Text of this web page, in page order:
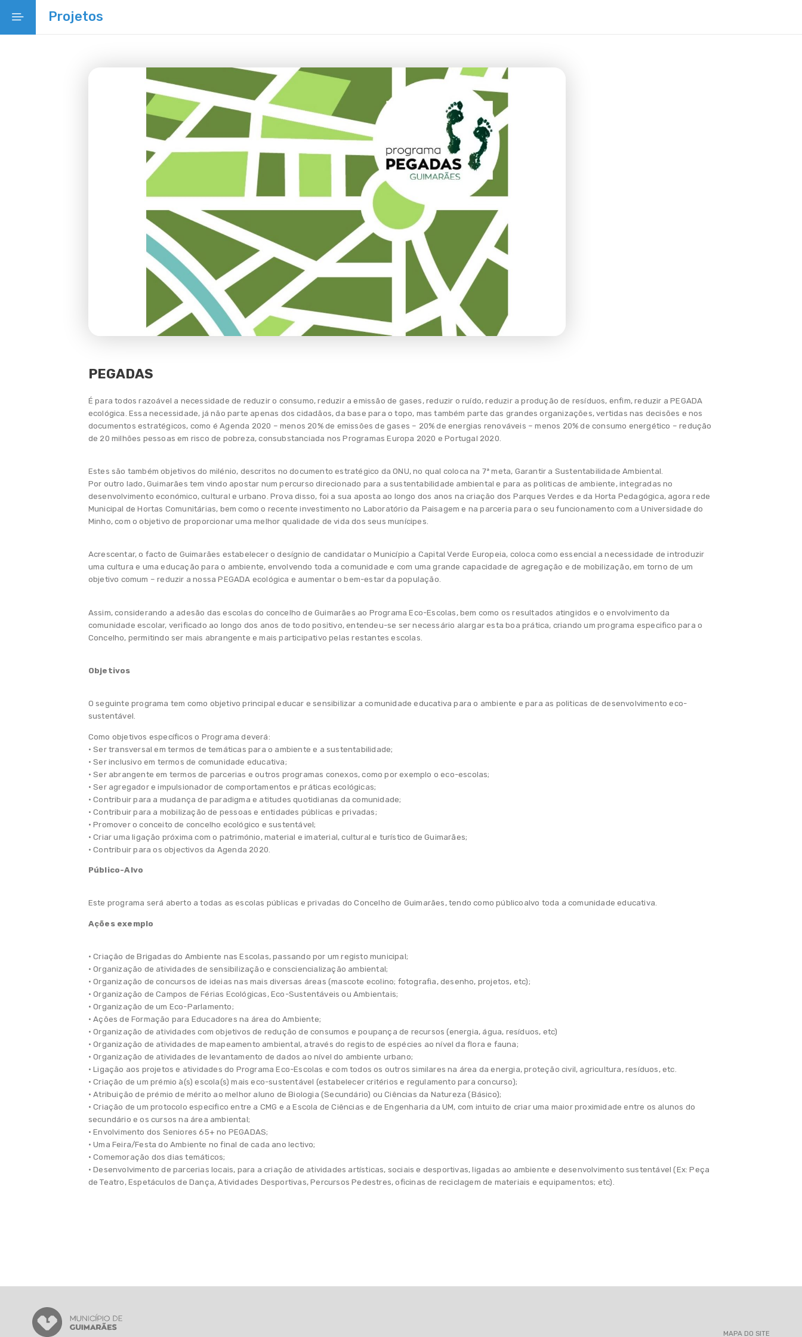
Projetos
PEGADAS
É para todos razoável a necessidade de reduzir o consumo, reduzir a emissão de gases, reduzir o ruído, reduzir a produção de resíduos, enfim, reduzir a PEGADA
ecológica. Essa necessidade, já não parte apenas dos cidadãos, da base para o topo, mas também parte das grandes organizações, vertidas nas decisões e nos
documentos estratégicos, como é Agenda 2020 – menos 20% de emissões de gases – 20% de energias renováveis – menos 20% de consumo energético – redução
de 20 milhões pessoas em risco de pobreza, consubstanciada nos Programas Europa 2020 e Portugal 2020.
Estes são também objetivos do milénio, descritos no documento estratégico da ONU, no qual coloca na 7ª meta, Garantir a Sustentabilidade Ambiental.
Por outro lado, Guimarães tem vindo apostar num percurso direcionado para a sustentabilidade ambiental e para as politicas de ambiente, integradas no
desenvolvimento económico, cultural e urbano. Prova disso, foi a sua aposta ao longo dos anos na criação dos Parques Verdes e da Horta Pedagógica, agora rede
Municipal de Hortas Comunitárias, bem como o recente investimento no Laboratório da Paisagem e na parceria para o seu funcionamento com a Universidade do
Minho, com o objetivo de proporcionar uma melhor qualidade de vida dos seus munícipes.
Acrescentar, o facto de Guimarães estabelecer o desígnio de candidatar o Município a Capital Verde Europeia, coloca como essencial a necessidade de introduzir
uma cultura e uma educação para o ambiente, envolvendo toda a comunidade e com uma grande capacidade de agregação e de mobilização, em torno de um
objetivo comum – reduzir a nossa PEGADA ecológica e aumentar o bem-estar da população.
Assim, considerando a adesão das escolas do concelho de Guimarães ao Programa Eco-Escolas, bem como os resultados atingidos e o envolvimento da
comunidade escolar, verificado ao longo dos anos de todo positivo, entendeu-se ser necessário alargar esta boa prática, criando um programa especifico para o
Concelho, permitindo ser mais abrangente e mais participativo pelas restantes escolas.
Objetivos
O seguinte programa tem como objetivo principal educar e sensibilizar a comunidade educativa para o ambiente e para as politicas de desenvolvimento eco-
sustentável.
Como objetivos específicos o Programa deverá:
• Ser transversal em termos de temáticas para o ambiente e a sustentabilidade;
• Ser inclusivo em termos de comunidade educativa;
• Ser abrangente em termos de parcerias e outros programas conexos, como por exemplo o eco-escolas;
• Ser agregador e impulsionador de comportamentos e práticas ecológicas;
• Contribuir para a mudança de paradigma e atitudes quotidianas da comunidade;
• Contribuir para a mobilização de pessoas e entidades públicas e privadas;
• Promover o conceito de concelho ecológico e sustentável;
• Criar uma ligação próxima com o património, material e imaterial, cultural e turístico de Guimarães;
• Contribuir para os objectivos da Agenda 2020.
Público-Alvo
Este programa será aberto a todas as escolas públicas e privadas do Concelho de Guimarães, tendo como públicoalvo toda a comunidade educativa.
Ações exemplo
• Criação de Brigadas do Ambiente nas Escolas, passando por um registo municipal;
• Organização de atividades de sensibilização e consciencialização ambiental;
• Organização de concursos de ideias nas mais diversas áreas (mascote ecolino; fotografia, desenho, projetos, etc);
• Organização de Campos de Férias Ecológicas, Eco-Sustentáveis ou Ambientais;
• Organização de um Eco-Parlamento;
• Ações de Formação para Educadores na área do Ambiente;
• Organização de atividades com objetivos de redução de consumos e poupança de recursos (energia, água, resíduos, etc)
• Organização de atividades de mapeamento ambiental, através do registo de espécies ao nível da flora e fauna;
• Organização de atividades de levantamento de dados ao nível do ambiente urbano;
• Ligação aos projetos e atividades do Programa Eco-Escolas e com todos os outros similares na área da energia, proteção civil, agricultura, resíduos, etc.
• Criação de um prémio à(s) escola(s) mais eco-sustentável (estabelecer critérios e regulamento para concurso);
• Atribuição de prémio de mérito ao melhor aluno de Biologia (Secundário) ou Ciências da Natureza (Básico);
• Criação de um protocolo especifico entre a CMG e a Escola de Ciências e de Engenharia da UM, com intuito de criar uma maior proximidade entre os alunos do
secundário e os cursos na área ambiental;
• Envolvimento dos Seniores 65+ no PEGADAS;
• Uma Feira/Festa do Ambiente no final de cada ano lectivo;
• Comemoração dos dias temáticos;
• Desenvolvimento de parcerias locais, para a criação de atividades artísticas, sociais e desportivas, ligadas ao ambiente e desenvolvimento sustentável (Ex: Peça
de Teatro, Espetáculos de Dança, Atividades Desportivas, Percursos Pedestres, oficinas de reciclagem de materiais e equipamentos; etc).
MAPA DO SITE